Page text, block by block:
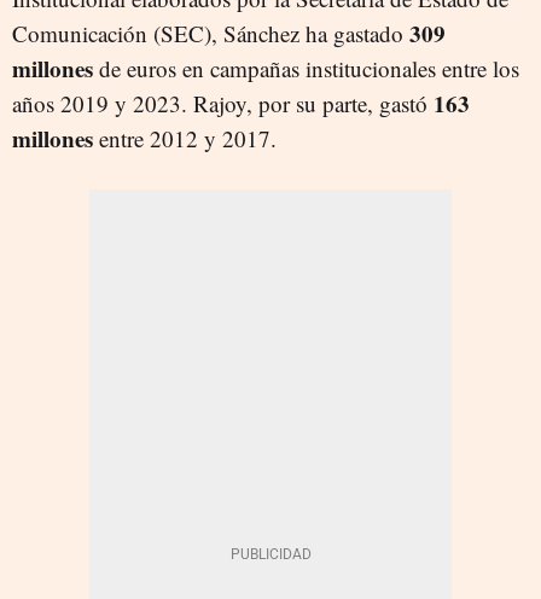
Comunicación (SEC), Sánchez ha gastado 309
millones de euros en campañas institucionales entre los
años 2019 y 2023. Rajoy, por su parte, gastó 163
millones entre 2012 y 2017.